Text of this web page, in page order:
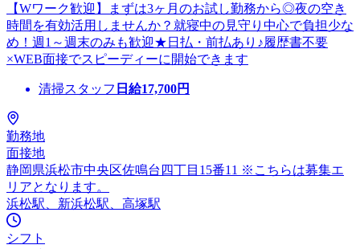
【Wワーク歓迎】まずは3ヶ月のお試し勤務から◎夜の空き
時間を有効活用しませんか？就寝中の見守り中心で負担少な
め！週1～週末のみも歓迎★日払・前払あり♪履歴書不要
×WEB面接でスピーディーに開始できます
清掃スタッフ 日給17,700円
勤務地
面接地
静岡県浜松市中央区佐鳴台四丁目15番11 ※こちらは募集エ
リアとなります。
浜松駅、新浜松駅、高塚駅
シフト